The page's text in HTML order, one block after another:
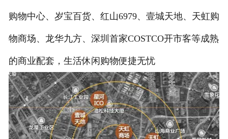
购物中心、岁宝百货、红山6979、壹城天地、天虹购
物商场、龙华九方、深圳首家COSTCO开市客等成熟
的商业配套，生活休闲购物便捷无忧